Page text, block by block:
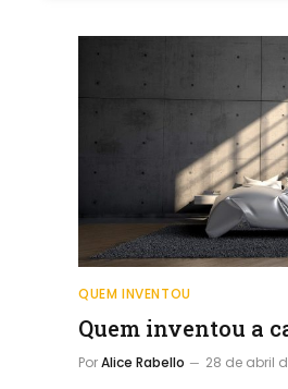
QUEM INVENTOU
Quem inventou a
PorAlice Rabello 28 de abril